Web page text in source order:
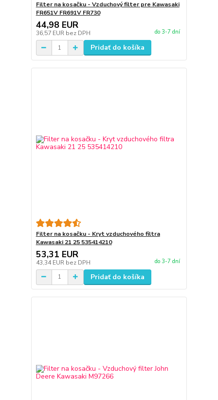
Filter na kosačku - Vzduchový filter pre Kawasaki
FR651V FR691V FR730
44,98 EUR
36,57 EUR bez DPH do 3-7 dní
Pridať do košíka
Filter na kosačku - Kryt vzduchového filtra
Kawasaki 21 25 535414210
53,31 EUR
43,34 EUR bez DPH do 3-7 dní
Pridať do košíka